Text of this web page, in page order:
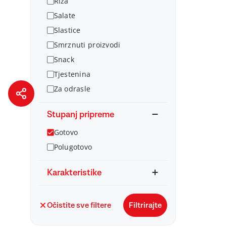
Salate
Slastice
Smrznuti proizvodi
Snack
Tjestenina
Za odrasle
Stupanj pripreme
Gotovo
Polugotovo
Karakteristike
Očistite sve filtere Filtrirajte